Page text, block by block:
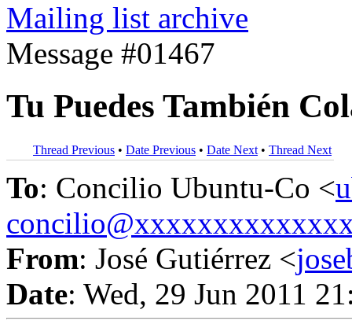
Mailing list archive
Message #01467
Tu Puedes También
Thread Previous • Date Previous • Date Next • Thread Next
To: Concilio Ubuntu-Co <
From: José Gutiérrez <
Date: Wed, 29 Jun 2011